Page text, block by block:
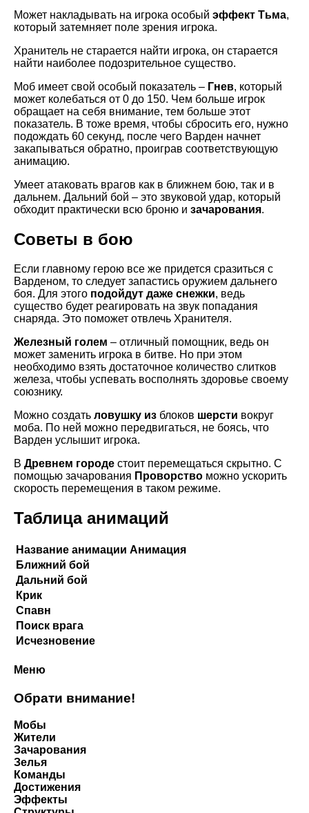
Может накладывать на игрока особый эффект Тьма,
который затемняет поле зрения игрока.
Хранитель не старается найти игрока, он старается
найти наиболее подозрительное существо.
Моб имеет свой особый показатель – Гнев, который
может колебаться от 0 до 150. Чем больше игрок
обращает на себя внимание, тем больше этот
показатель. В тоже время, чтобы сбросить его, нужно
подождать 60 секунд, после чего Варден начнет
закапываться обратно, проиграв соответствующую
анимацию.
Умеет атаковать врагов как в ближнем бою, так и в
дальнем. Дальний бой – это звуковой удар, который
обходит практически всю броню и зачарования.
Советы в бою
Если главному герою все же придется сразиться с
Варденом, то следует запастись оружием дальнего
боя. Для этого подойдут даже снежки, ведь
существо будет реагировать на звук попадания
снаряда. Это поможет отвлечь Хранителя.
Железный голем – отличный помощник, ведь он
может заменить игрока в битве. Но при этом
необходимо взять достаточное количество слитков
железа, чтобы успевать восполнять здоровье своему
союзнику.
Можно создать ловушку из блоков шерсти вокруг
моба. По ней можно передвигаться, не боясь, что
Варден услышит игрока.
В Древнем городе стоит перемещаться скрытно. С
помощью зачарования Проворство можно ускорить
скорость перемещения в таком режиме.
Таблица анимаций
Название анимации Анимация
Ближний бой
Дальний бой
Крик
Спавн
Поиск врага
Исчезновение
Меню
Обрати внимание!
Мобы
Жители
Зачарования
Зелья
Команды
Достижения
Эффекты